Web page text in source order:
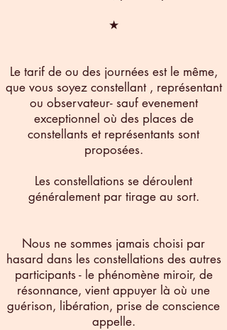
★
Le tarif de ou des journées est le même,
que vous soyez constellant , représentant
ou observateur- sauf evenement
exceptionnel où des places de
constellants et représentants sont
proposées.
Les constellations se déroulent
généralement par tirage au sort.
Nous ne sommes jamais choisi par
hasard dans les constellations des autres
participants - le phénomène miroir, de
résonnance, vient appuyer là où une
guérison, libération, prise de conscience
appelle.